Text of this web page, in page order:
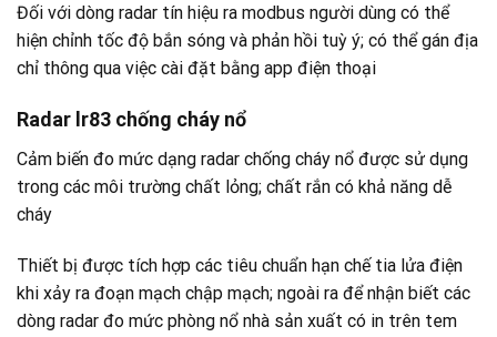
Đối với dòng radar tín hiệu ra modbus người dùng có thể
hiện chỉnh tốc độ bắn sóng và phản hồi tuỳ ý; có thể gán địa
chỉ thông qua việc cài đặt bằng app điện thoại
Radar lr83 chống cháy nổ
Cảm biến đo mức dạng radar chống cháy nổ được sử dụng
trong các môi trường chất lỏng; chất rắn có khả năng dễ
cháy
Thiết bị được tích hợp các tiêu chuẩn hạn chế tia lửa điện
khi xảy ra đoạn mạch chập mạch; ngoài ra để nhận biết các
dòng radar đo mức phòng nổ nhà sản xuất có in trên tem